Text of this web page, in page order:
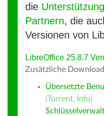
die
Partnern, die
Versionen von
LibreOffice 25.8.7
Zusätzliche
Übersetzte
(Torrent, Info)